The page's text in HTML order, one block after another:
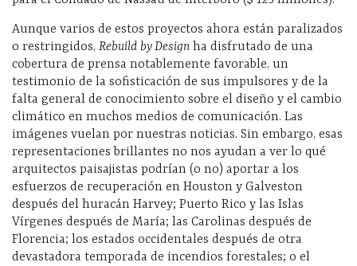
Aunque varios de estos proyectos ahora están paralizados
o restringidos, Rebuild by Design ha disfrutado de una
cobertura de prensa notablemente favorable, un
testimonio de la sofisticación de sus impulsores y de la
falta general de conocimiento sobre el diseño y el cambio
climático en muchos medios de comunicación. Las
imágenes vuelan por nuestras noticias. Sin embargo, esas
representaciones brillantes no nos ayudan a ver lo qué
arquitectos paisajistas podrían (o no) aportar a los
esfuerzos de recuperación en Houston y Galveston
después del huracán Harvey; Puerto Rico y las Islas
Vírgenes después de María; las Carolinas después de
Florencia; los estados occidentales después de otra
devastadora temporada de incendios forestales; o el